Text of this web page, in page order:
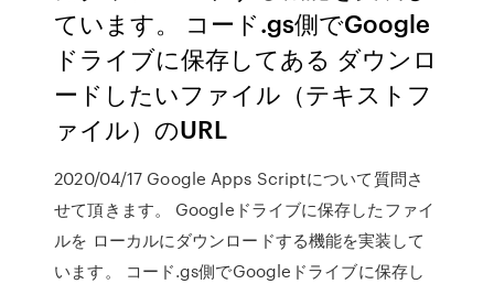
ています。 コード.gs側でGoogle
ドライブに保存してある ダウンロ
ードしたいファイル（テキストフ
ァイル）のURL
2020/04/17 Google Apps Scriptについて質問さ
せて頂きます。 Googleドライブに保存したファイ
ルを ローカルにダウンロードする機能を実装して
います。 コード.gs側でGoogleドライブに保存し